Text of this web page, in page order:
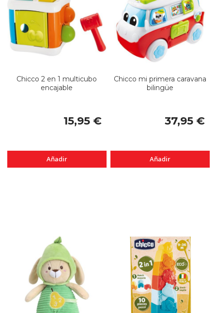
Chicco 2 en 1 multicubo
encajable
15,95 €
Añadir
Chicco mi primera caravana
bilingüe
37,95 €
Añadir